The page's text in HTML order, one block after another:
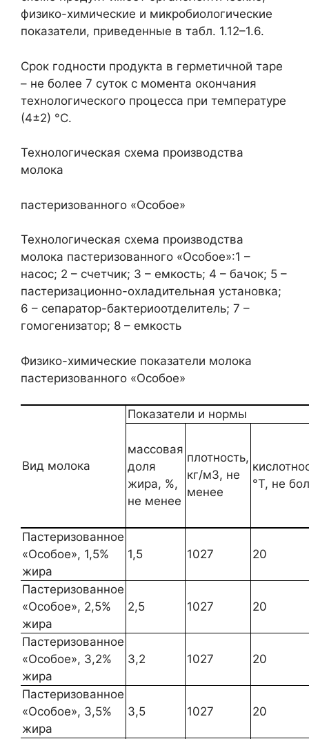
физико-химические и микробиологические
показатели, приведенные в табл. 1.12–1.6.
Срок годности продукта в герметичной таре
– не более 7 суток с момента окончания
технологического процесса при температуре
(4±2) °С.
Технологическая схема производства
молока
пастеризованного «Особое»
Технологическая схема производства
молока пастеризованного «Особое»:1 –
насос; 2 – счетчик; 3 – емкость; 4 – бачок; 5 –
пастеризационно-охладительная установка;
6 – сепаратор-бактериоотделитель; 7 –
гомогенизатор; 8 – емкость
Физико-химические показатели молока
пастеризованного «Особое»
Вид молока
Показатели и нормы
массовая
доля
жира, %,
не менее
плотность,
кг/м3, не
менее
°Т, не
Пастеризованное
«Особое», 1,5%
жира
1,5 1027 20
Пастеризованное
«Особое», 2,5%
жира
2,5 1027 20
Пастеризованное
«Особое», 3,2%
жира
3,2 1027 20
Пастеризованное
«Особое», 3,5%
жира
3,5 1027 20